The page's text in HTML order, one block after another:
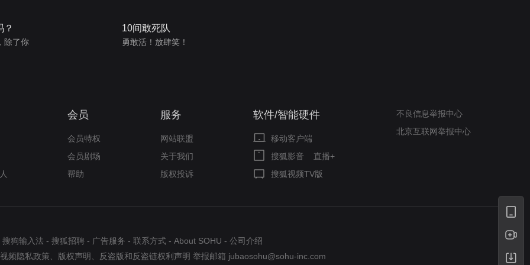
？
除了你
10间敢死队
勇敢活！放肆笑！
会员
会员特权
会员剧场
帮助
服务
网站联盟
关于我们
版权投诉
软件/智能硬件
移动客户端
搜狐影音
直播+
搜狐视频TV版
不良信息举报中心
北京互联网举报中心
搜狗输入法 - 搜狐招聘 - 广告服务 - 联系方式 - About SOHU - 公司介绍
频隐私政策
版权声明 反盗版和反盗链权利声明 举报邮箱 jubaosohu@sohu-inc.com